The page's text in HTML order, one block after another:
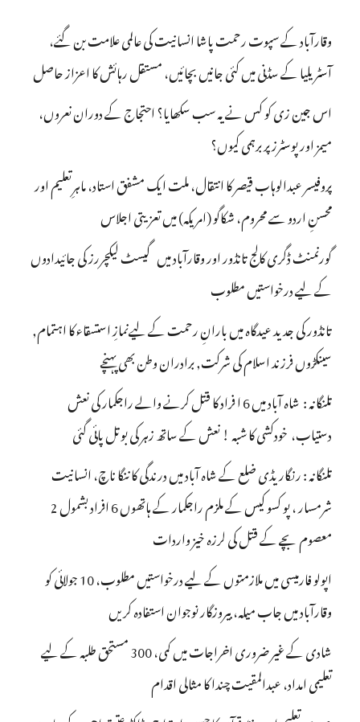
وقارآباد کے سپوت رحمت پاشا انسانیت کی عالمی علامت بن گئے،
آسٹریلیا کے سڈنی میں کئی جانیں بچائیں، مستقل رہائش کا اعزاز حاصل
اس جین زی کو کس نے یہ سب سکھایا؟ احتجاج کے دوران نعروں،
میمز اور پوسٹرز پر برہمی کیوں؟
پروفیسر عبدالوہاب قیصر کا انتقال، ملت ایک مشفق استاد، ماہرِتعلیم اور
محسنِ اردو سے محروم، شکاگو (امریکہ) میں تعزیتی اجلاس
گورنمنٹ ڈگری کالج تانڈور اور وقارآباد میں گیسٹ لیکچررز کی جائیدادوں
کے لیے درخواستیں مطلوب
تانڈور کی جدید عیدگاہ میں بارانِ رحمت کے لیےنمازِ استسقاء کا اہتمام,
سینکڑوں فرزند اسلام کی شرکت, برادران وطن بھی پہنچے
تلنگانہ : شاہ آباد میں 6 ا فراد کا قتل کرنے والے راجکمار کی نعش
دستیاب، خودکشی کا شبہ ! نعش کے ساتھ زہر کی بوتل پائی گئی
تلنگانہ : رنگاریڈی ضلع کے شاہ آباد میں درندگی کا ننگا ناچ، انسانیت
شرمسار ، پو کسو کیس کے ملزم راجکمار کے ہاتھوں 6 افراد بشمول 2
معصوم بچے کے قتل کی لرزہ خیز واردات
اپولو فارمیسی میں ملازمتوں کے لیے درخواستیں مطلوب، 10 جولائی کو
وقارآباد میں جاب میلہ، بیروزگار نوجوان استفادہ کریں
شادی کے غیر ضروری اخراجات میں کمی، 300 مستحق طلبہ کے لیے
تعلیمی امداد، عبدالمقیت چندا کا مثالی اقدام